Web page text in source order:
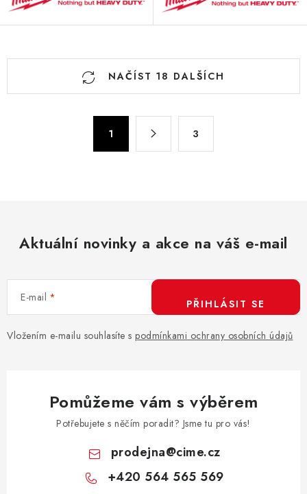
O
y
ý
p
NAČÍST 18 DALŠÍCH
1 3
Aktuální novinky a akce na váš e-mail
E-mail
Vložením e-mailu souhlasíte s podmínkami ochrany osobních údajů
PŘIHLÁSIT SE
Pomůžeme vám s výběrem
Potřebujete s něčím poradit? Jsme tu pro vás!
prodejna@cime.cz
+420 564 565 569